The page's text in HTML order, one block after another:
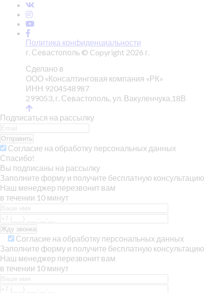
Политика конфиденциальности
г. Севастополь © Copyright 2026 г.
Сделано в
ООО «Консалтинговая компания «РК»
ИНН 9204548987
299053, г. Севастополь, ул. Вакуленчука,18В
Подписаться на рассылку
Отправить
Согласие на обработку персональных данных
Спасибо!
Вы подписаны на рассылку
Заполните форму и получите бесплатную консультацию
Наш менеджер перезвонит вам
в течении 10 минут
Согласие на обработку персональных данных
Заполните форму и получите бесплатную консультацию
Наш менеджер перезвонит вам
в течении 10 минут